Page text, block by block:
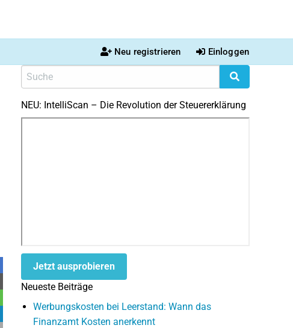
Neu registrieren Einloggen
NEU: IntelliScan – Die Revolution der Steuererklärung
Jetzt ausprobieren
Neueste Beiträge
Werbungskosten bei Leerstand: Wann das
Finanzamt Kosten anerkennt